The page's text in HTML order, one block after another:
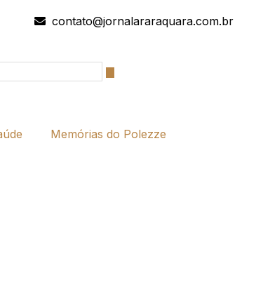
contato@jornalararaquara.com.br
Memórias do Polezze